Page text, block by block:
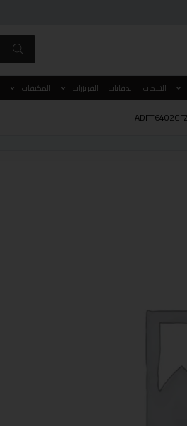
الثلاجات الدفايات الفريزرات المكيفات